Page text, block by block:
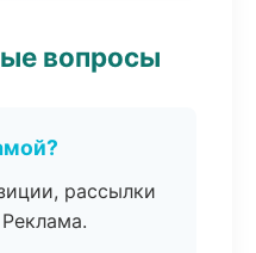
вопросы
рассылки